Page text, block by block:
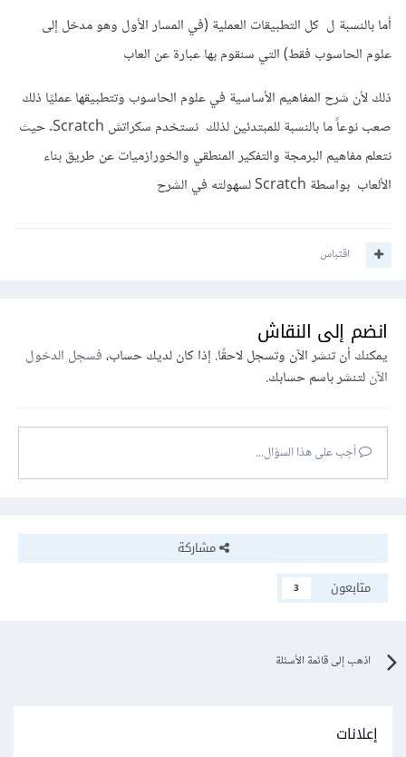
أما بالنسبة ل كل التطبيقات العملية (في المسار الأول وهو مدخل إلى
علوم الحاسوب فقط) التي سنقوم بها عبارة عن العاب
ذلك لأن شرح المفاهيم الأساسية في علوم الحاسوب وتتطبيقها عمليًا ذلك
صعب نوعاً ما بالنسبة للمبتدئين لذلك نستخدم سكراتش Scratch. حيث
نتعلم مفاهيم البرمجة والتفكير المنطقي والخورازميات عن طريق بناء
الألعاب بواسطة Scratch لسهولته في الشرح
اقتباس
انضم إلى النقاش
يمكنك أن تنشر الآن وتسجل لاحقًا. إذا كان لديك حساب،فسجل الدخول
الآنلتنشر باسم حسابك.
أجب على هذا السؤال...
مشاركة
متابعون
3
اذهب إلى قائمة الأسئلة
إعلانات